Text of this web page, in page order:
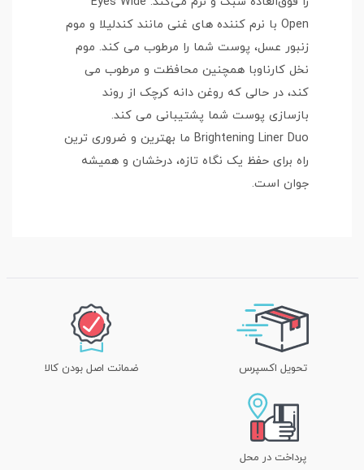
Open با نرم کننده های غنی مانند کندلیلا و موم
زنبور عسل، پوست شما را مرطوب می کند. موم
نخل کارناوبا همچنین محافظت و مرطوب می
کند، در حالی که روغن دانه کرچک از روند
بازسازی پوست شما پشتیبانی می کند.
Brightening Liner Duo ما بهترین و ضروری ترین
راه برای حفظ یک نگاه تازه، درخشان و همیشه
جوان است.
تحویل اکسپرس ضمانت اصل بودن کالا
پرداخت در محل